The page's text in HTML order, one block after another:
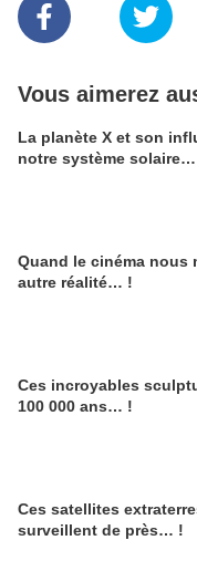
Vous aimerez
La planète X et son
notre système
Quand le cinéma nous
autre réalité… !
Ces incroyables
100 000 ans… !
Ces satellites
surveillent de près… !